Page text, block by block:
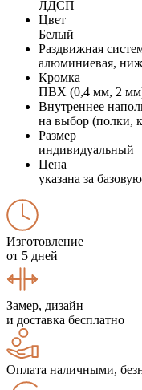
ЛДСП
Цвет
Белый
Раздвижная
алюминиевая,
Кромка
ПВХ (0,4 мм, 2
Внутреннее
на выбор (полки,
Размер
индивидуальный
Цена
указана за
Изготовление
от 5 дней
Замер, дизайн
и доставка бесплатно
Оплата наличными,